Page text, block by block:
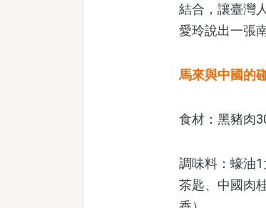
結合，讓臺灣
愛玲說出一張
馬來與中國的
食材：黑豬肉
調味料：蠔油
茶匙、中國肉